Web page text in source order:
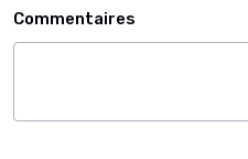
Commentaires